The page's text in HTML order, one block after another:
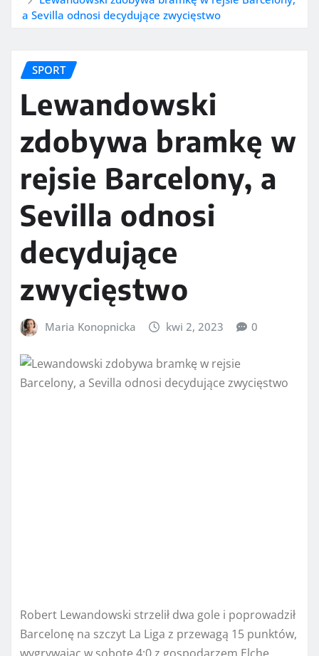
a Sevilla odnosi decydujące zwycięstwo
SPORT
Lewandowski
zdobywa bramkę w
rejsie Barcelony, a
Sevilla odnosi
decydujące
zwycięstwo
Maria Konopnicka kwi 2, 2023 0
Robert Lewandowski strzelił dwa gole i poprowadził
Barcelonę na szczyt La Liga z przewagą 15 punktów,